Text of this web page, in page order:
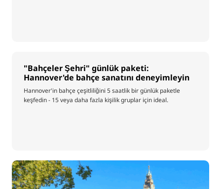
"Bahçeler Şehri" günlük paketi:
Hannover'de bahçe sanatını deneyimleyin
Hannover'in bahçe çeşitliliğini 5 saatlik bir günlük paketle
keşfedin - 15 veya daha fazla kişilik gruplar için ideal.